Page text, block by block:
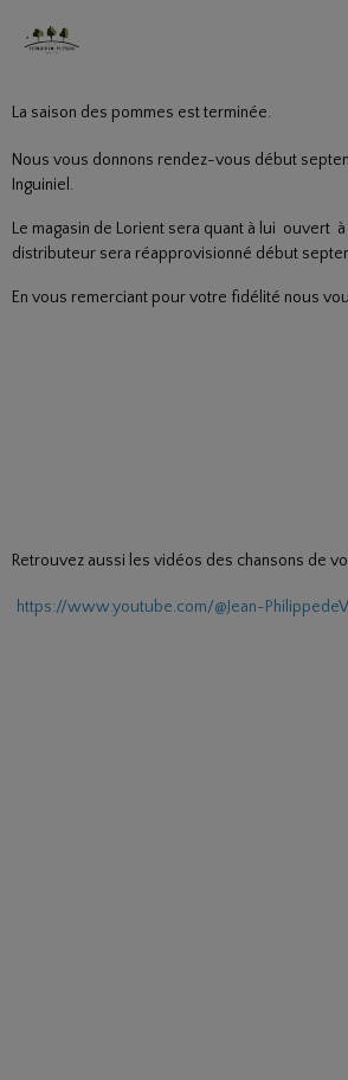
La saison des pommes est terminée.
Nous vous donnons rendez-vous début
Inguiniel.
Le magasin de Lorient sera quant à lui ouvert
distributeur sera réapprovisionné début
En vous remerciant pour votre fidélité nous
Retrouvez aussi les vidéos des chansons de
https://www.youtube.com/@Jean-